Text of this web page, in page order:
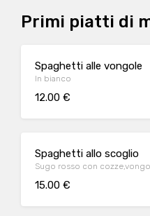
Primi piatti di
Spaghetti alle vongole
In bianco
12.00 €
Spaghetti allo scoglio
Sugo rosso con
15.00 €